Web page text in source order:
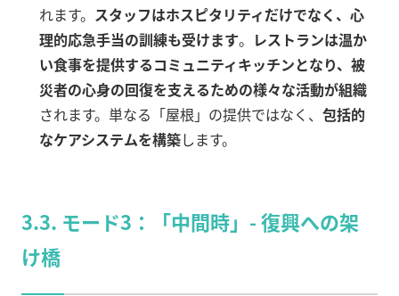
れます。 スタッフはホスピタリティだけでなく、心
理的応急手当の訓練も受けます。 レストランは温か
い食事を提供するコミュニティキッチンとなり、被
災者の心身の回復を支えるための様々な活動が組織
されます。単なる「屋根」の提供ではなく、 包括的
なケアシステムを構築します。
3.3. モード3：「中間時」- 復興への架
け橋